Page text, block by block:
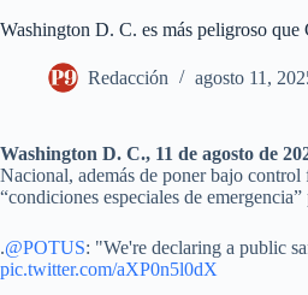
Washington D. C. es más peligroso
Redacción agosto 11,
Washington D. C., 11 de agosto de
Nacional, además de poner bajo
“condiciones especiales de
.@POTUS: "We're declaring a public
pic.twitter.com/aXP0n5l0dX